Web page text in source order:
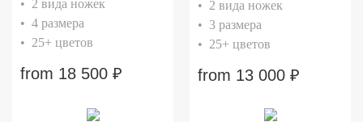
• 2 вида ножек
• 4 размера
• 25+ цветов
from 18 500 ₽
• 2 вида ножек
• 3 размера
• 25+ цветов
from 13 000 ₽